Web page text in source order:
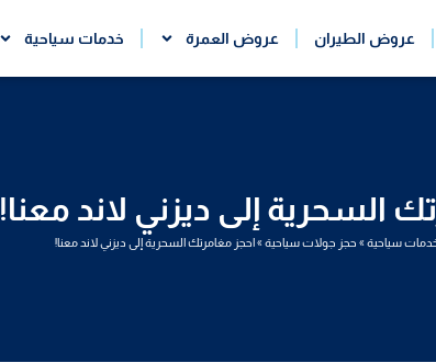
عروض الطيران عروض العمرة خدمات سياحية
السحرية إلى ديزني لاند معنا!
سياحية» حجز جولات سياحية»احجز مغامرتك السحرية إلى ديزني لاند معنا!